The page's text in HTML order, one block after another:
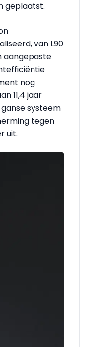
geplaatst.
van L90
aangepaste
nog
11,4 jaar
systeem
tegen
uit.